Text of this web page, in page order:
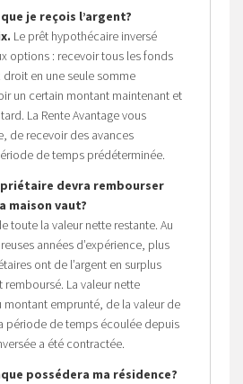
je reçois l’argent?
Le prêt hypothécaire inversé
options : recevoir tous les fonds
droit en une seule somme
un certain montant maintenant et
La Rente Avantage vous
de recevoir des avances
de temps prédéterminée.
devra rembourser
maison vaut?
toute la valeur nette restante. Au
années d’expérience, plus
ont de l’argent en surplus
remboursé. La valeur nette
emprunté, de la valeur de
période de temps écoulée depuis
a été contractée.
possédera ma résidence?